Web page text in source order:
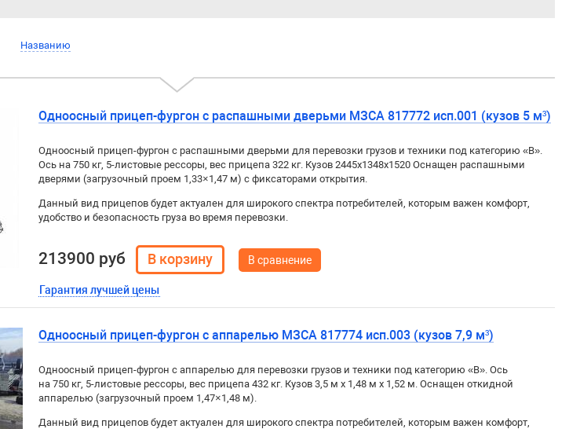
Названию
Одноосный прицеп-фургон с распашными дверьми МЗСА 817772 исп.001 (кузов 5 м³)
Одноосный прицеп-фургон с распашными дверьми для перевозки грузов и техники под категорию «B».
Ось на 750 кг, 5-листовые рессоры, вес прицепа 322 кг. Кузов 2445х1348х1520 Оснащен распашными
дверями (загрузочный проем 1,33×1,47 м) с фиксаторами открытия.
Данный вид прицепов будет актуален для широкого спектра потребителей, которым важен комфорт,
удобство и безопасность груза во время перевозки.
213900 руб
Гарантия лучшей цены
В сравнение
Одноосный прицеп-фургон с аппарелью МЗСА 817774 исп.003 (кузов 7,9 м³)
Одноосный прицеп-фургон с аппарелью для перевозки грузов и техники под категорию «B». Ось
на 750 кг, 5-листовые рессоры, вес прицепа 432 кг. Кузов 3,5 м x 1,48 м x 1,52 м. Оснащен откидной
аппарелью (загрузочный проем 1,47×1,48 м).
Данный вид прицепов будет актуален для широкого спектра потребителей, которым важен комфорт,